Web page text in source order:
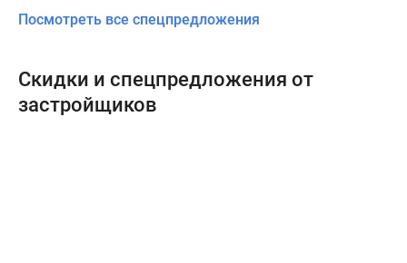
Посмотреть все спецпредложения
Скидки и спецпредложения от
застройщиков